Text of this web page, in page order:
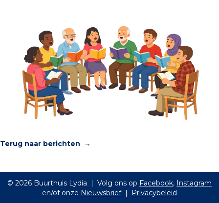
Terug naar berichten →
© 2026 Buurthuis Lydia | Volg ons op Facebook, Instagram
en/of onze Nieuwsbrief| Privacybeleid